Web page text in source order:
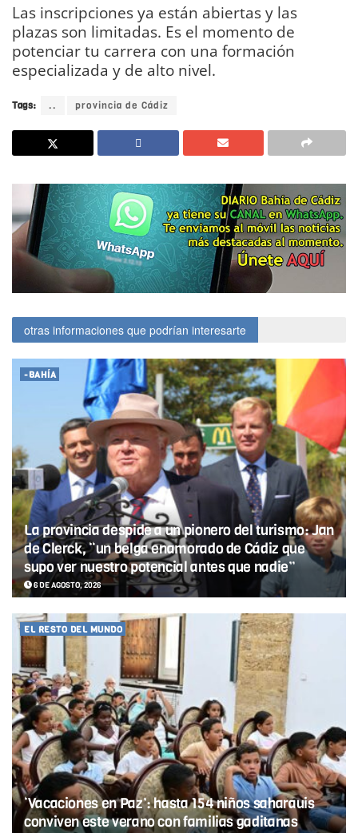
Las inscripciones ya están abiertas y las
plazas son limitadas. Es el momento de
potenciar tu carrera con una formación
especializada y de alto nivel.
Tags: .. provincia de Cádiz
otras informaciones que podrían interesarte
-BAHÍA
La provincia despide a un pionero del turismo: Jan
de Clerck, “un belga enamorado de Cádiz que
supo ver nuestro potencial antes que nadie”
6 DE AGOSTO, 2026
EL RESTO DEL MUNDO
‘Vacaciones en Paz’: hasta 154 niños saharauis
conviven este verano con familias gaditanas